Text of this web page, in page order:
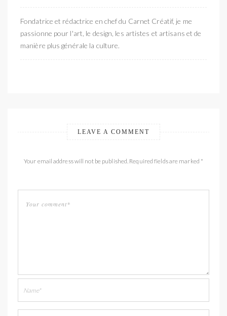
Fondatrice et rédactrice en chef du Carnet Créatif, je me
passionne pour l'art, le design, les artistes et artisans et de
manière plus générale la culture.
LEAVE A COMMENT
Your email address will not be published. Required fields are marked *